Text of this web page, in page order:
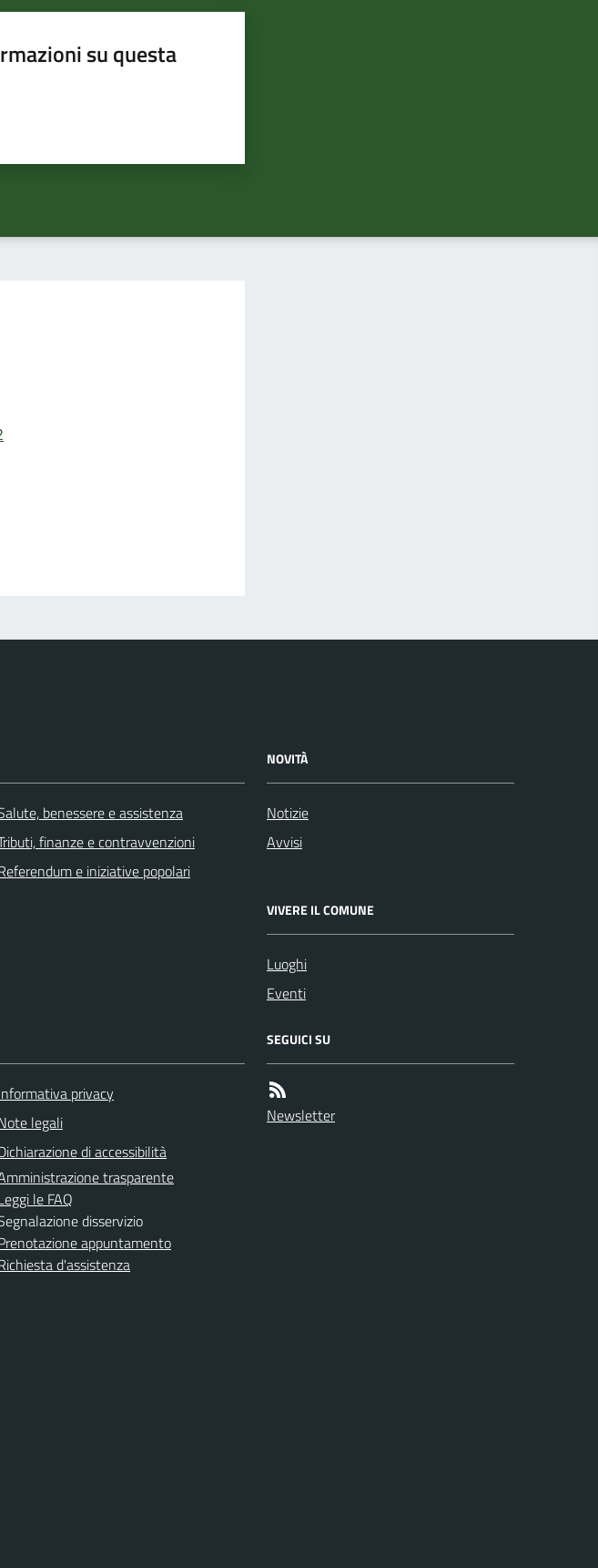
su questa
benessere e assistenza
finanze e contravvenzioni
e iniziative popolari
NOVITÀ
Notizie
Avvisi
VIVERE IL COMUNE
Luoghi
Eventi
privacy
legali
di accessibilità
trasparente
le FAQ
disservizio
appuntamento
d'assistenza
SEGUICI SU
Newsletter